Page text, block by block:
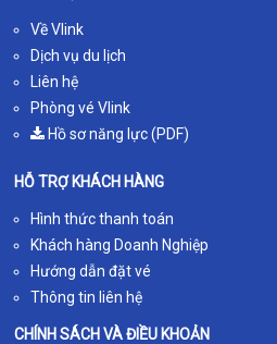
Về Vlink
Dịch vụ du lịch
Liên hệ
Phòng vé Vlink
Hồ sơ năng lực (PDF)
HỖ TRỢ KHÁCH HÀNG
Hình thức thanh toán
Khách hàng Doanh Nghiệp
Hướng dẫn đặt vé
Thông tin liên hệ
CHÍNH SÁCH VÀ ĐIỀU KHOẢN